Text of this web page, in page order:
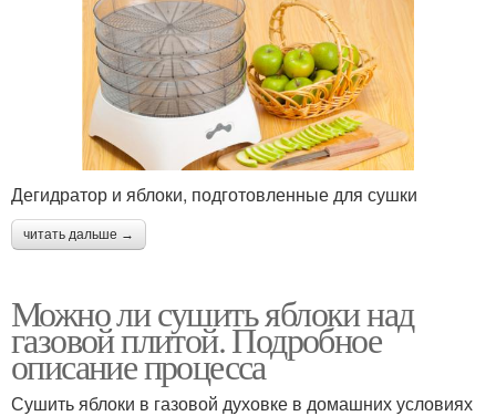
Дегидратор и яблоки, подготовленные для сушки
читать дальше →
Можно ли сушить яблоки над
газовой плитой. Подробное
описание процесса
Сушить яблоки в газовой духовке в домашних условиях